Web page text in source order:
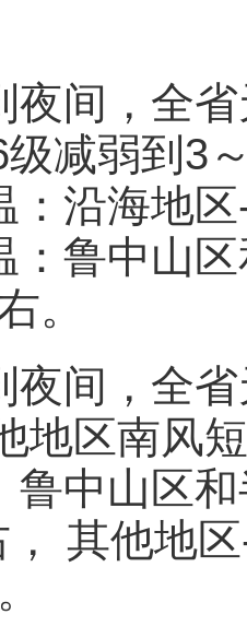
夜间，全
减弱到3
：沿海地
：鲁中山
。
夜间，全
地区南风
鲁中山区
其他地